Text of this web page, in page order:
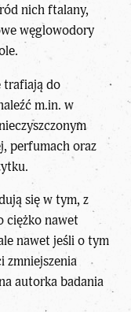
nich ftalany,
węglowodory
trafiają do
m.in. w
perfumach oraz
się w tym, z
ciężko nawet
nawet jeśli o tym
zmniejszenia
autorka badania